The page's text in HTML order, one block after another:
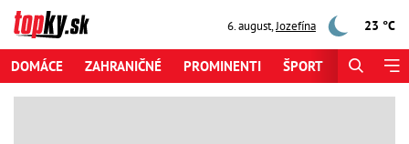
6. august,Jozefína 23 °C
DOMÁCE ZAHRANIČNÉ PROMINENTI ŠPORT